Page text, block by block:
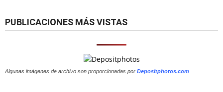
PUBLICACIONES MÁS VISTAS
Algunas imágenes de archivo son proporcionadas por Depositphotos.com